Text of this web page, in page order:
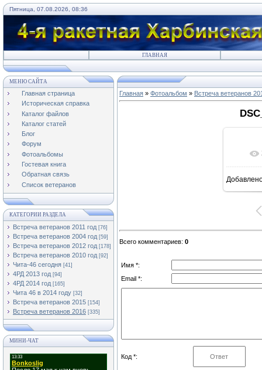
Пятница, 07.08.2026, 08:36
ГЛАВНАЯ
МЕНЮ САЙТА
Главная страница
Историческая справка
Каталог файлов
Каталог статей
Блог
Форум
Фотоальбомы
Гостевая книга
Обратная связь
Список ветеранов
КАТЕГОРИИ РАЗДЕЛА
Встреча ветеранов 2011 год [76]
Встреча ветеранов 2004 год [59]
Встреча ветеранов 2012 год [178]
Встреча ветеранов 2010 год [92]
Чита-46 сегодня [41]
4РД 2013 год [94]
4РД 2014 год [165]
Чита 46 в 2014 году [32]
Встреча ветеранов 2015 [154]
Встреча ветеранов 2016 [335]
МИНИ-ЧАТ
Главная » Фотоальбом » Встреча ветеранов
Всего комментариев: 0
Имя *:
Email *:
Код *: